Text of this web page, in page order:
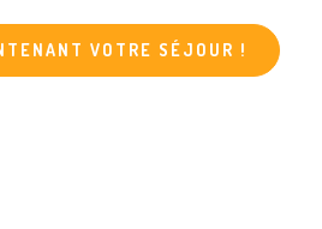
VOTRE SÉJOUR !